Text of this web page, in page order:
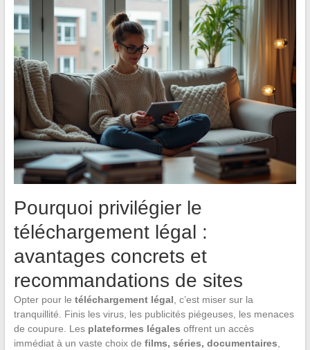
Pourquoi privilégier le
téléchargement légal :
avantages concrets et
recommandations de sites
Opter pour le téléchargement légal , c’est miser sur la
tranquillité. Finis les virus, les publicités piégeuses, les menaces
de coupure. Les plateformes légales offrent un accès
immédiat à un vaste choix de films, séries, documentaires